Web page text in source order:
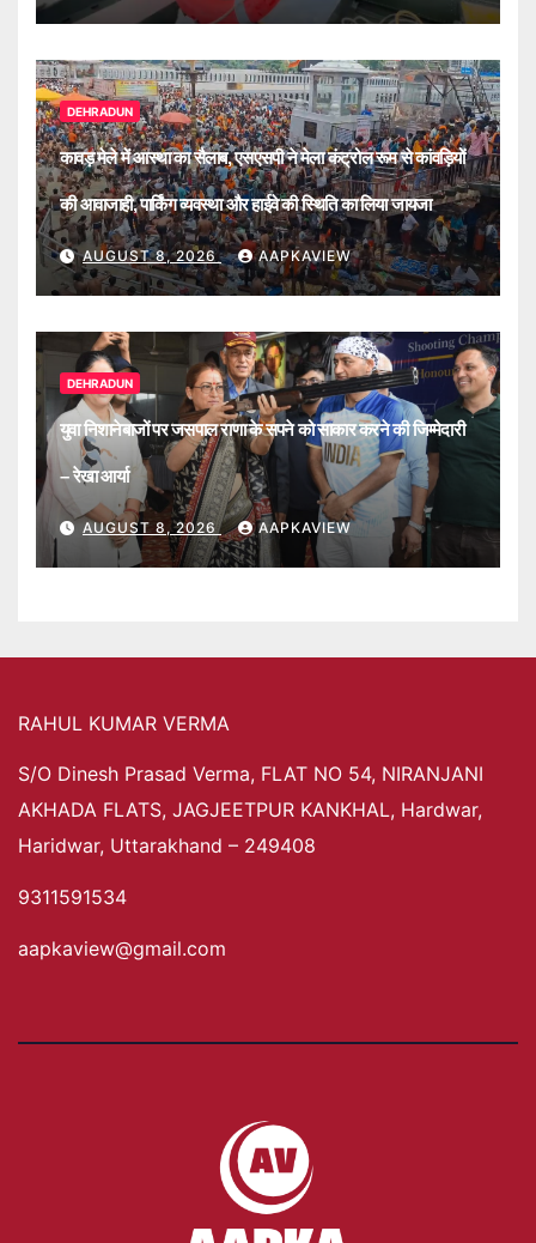
DEHRADUN
कावड़ मेले में आस्था का सैलाब, एसएसपी ने मेला कंट्रोल रूम से कांवड़ियों
की आवाजाही, पार्किंग व्यवस्था और हाईवे की स्थिति का लिया जायजा
AUGUST 8, 2026 AAPKAVIEW
DEHRADUN
युवा निशानेबाजों पर जसपाल राणा के सपने को साकार करने की जिम्मेदारी
– रेखा आर्या
AUGUST 8, 2026 AAPKAVIEW
RAHUL KUMAR VERMA
S/O Dinesh Prasad Verma, FLAT NO 54, NIRANJANI
AKHADA FLATS, JAGJEETPUR KANKHAL, Hardwar,
Haridwar, Uttarakhand – 249408
9311591534
aapkaview@gmail.com